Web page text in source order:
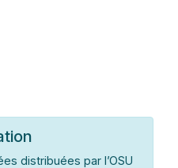
distribuées par l’OSU